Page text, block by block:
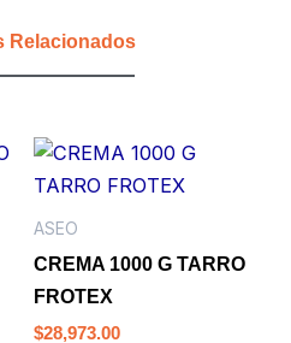
Relacionados
ASEO
CREMA 1000 G TARRO
FROTEX
$28,973.00